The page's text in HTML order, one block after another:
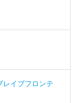
レイブフロンテ